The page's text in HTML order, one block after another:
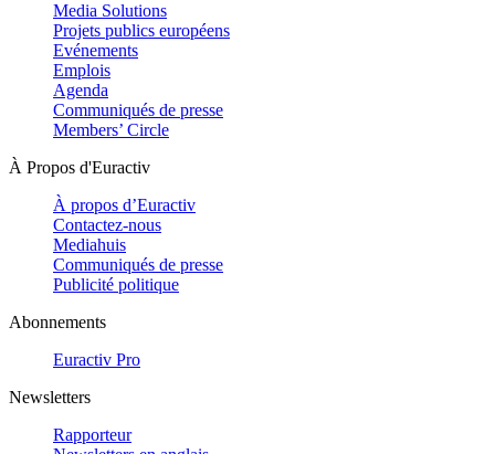
Media Solutions
Projets publics européens
Evénements
Emplois
Agenda
Communiqués de presse
Members’ Circle
À Propos d'Euractiv
À propos d’Euractiv
Contactez-nous
Mediahuis
Communiqués de presse
Publicité politique
Abonnements
Euractiv Pro
Newsletters
Rapporteur